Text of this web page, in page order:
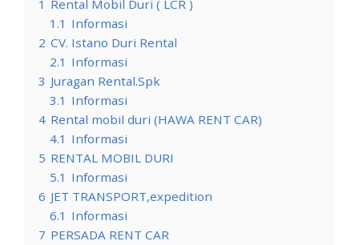
1 Rental Mobil Duri ( LCR )
1.1 Informasi
2 CV. Istano Duri Rental
2.1 Informasi
3 Juragan Rental.Spk
3.1 Informasi
4 Rental mobil duri (HAWA RENT CAR)
4.1 Informasi
5 RENTAL MOBIL DURI
5.1 Informasi
6 JET TRANSPORT,expedition
6.1 Informasi
7 PERSADA RENT CAR